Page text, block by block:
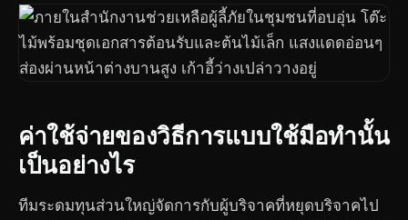
ค่าใช้จ่ายของวิธีการแบบใช้มือทำนั้น
เป็นอย่างไร
ทีมระดมทุนส่วนใหญ่จัดการกับผู้บริจาคที่หยุดบริจาคไป